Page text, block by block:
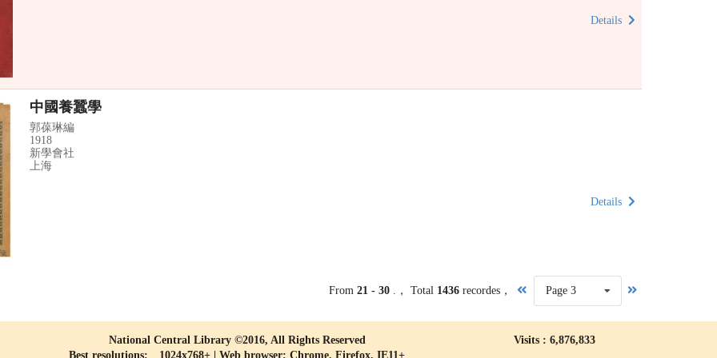
Details
中國養蠶學
郭葆琳編
1918
新學會社
上海
Details
From21 - 30 .， Total 1436 recordes， Page 3
National Central Library ©2016, All Rights Reserved
Best resolutions: 1024x768+ | Web browser: Chrome, Firefox, IE11+
Visits : 6,876,833